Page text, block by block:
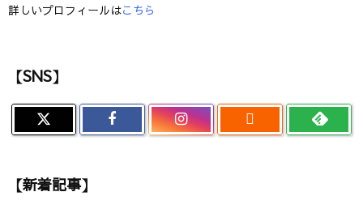
詳しいプロフィールはこちら
【SNS】

【新着記事】